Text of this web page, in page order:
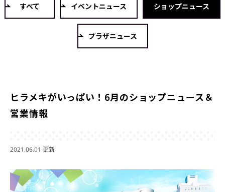
すべて イベントニュース ショップニュース
プラザニュース
ヒラメキがいっぱい！6月のショップニュース＆
営業情報
2021.06.01 更新